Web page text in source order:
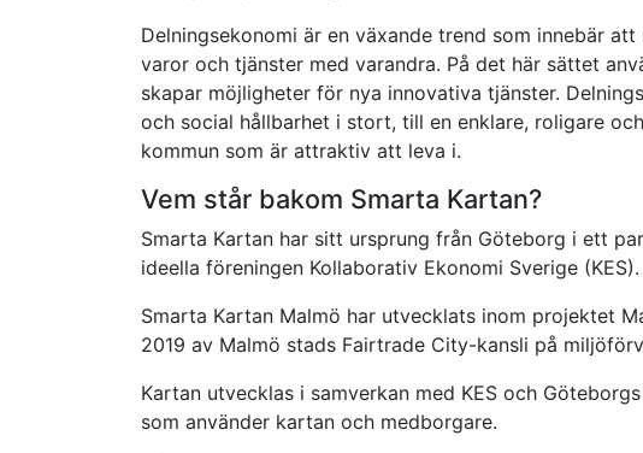
Delningsekonomi är en växande trend som innebär
varor och tjänster med varandra. På det här sättet
skapar möjligheter för nya innovativa tjänster.
och social hållbarhet i stort, till en enklare, roligare
kommun som är attraktiv att leva i.
Vem står bakom Smarta Kartan?
Smarta Kartan har sitt ursprung från Göteborg i ett
ideella föreningen Kollaborativ Ekonomi Sverige (KES).
Smarta Kartan Malmö har utvecklats inom projektet
2019 av Malmö stads Fairtrade City-kansli på
Kartan utvecklas i samverkan med KES och
som använder kartan och medborgare.